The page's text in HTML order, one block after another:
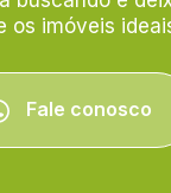
os imóveis
Fale conosco